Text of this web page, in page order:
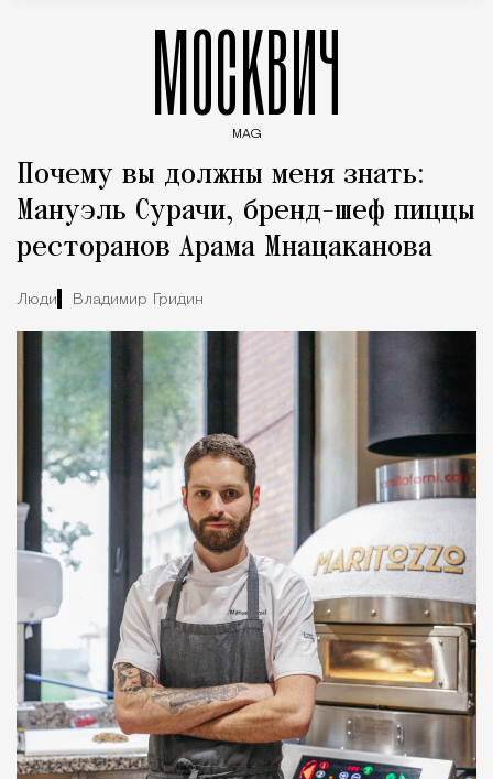
МОСКВИЧ
MAG
Почему вы должны меня знать:
Мануэль Сурачи, бренд-шеф пиццы
ресторанов Арама Мнацаканова
Люди Владимир Гридин